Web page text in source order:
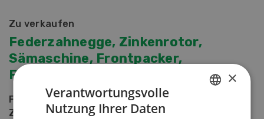
zu verkaufen
Federzahnegge, Zinkenrotor,
Sämaschine, Frontpacker,
Feldspritze
Federzahneggemit Doppelkrümmler 2,7 m; Kuhn
Zinkenrotormit Packerwalze und Hitch 2,5 m;
×
Verantwortungsvolle
Nutzung Ihrer Daten